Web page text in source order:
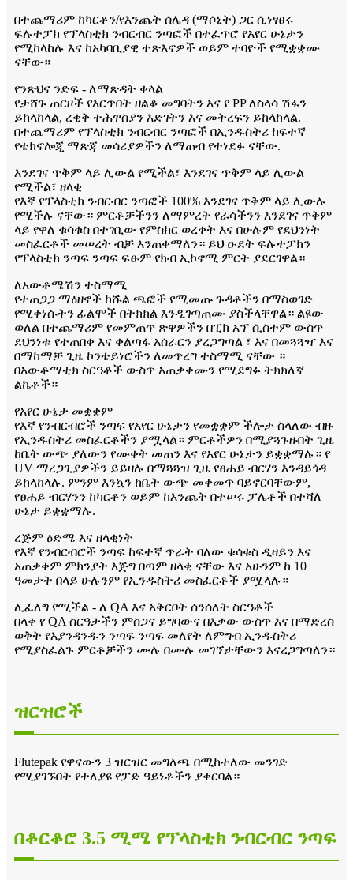
በተጨማሪም ከካርቶን/የእንጨት ሰሌዳ (ማሶኒት) ጋር ሲነፃፀሩ
ፍሉተፓክ የፕላስቲክ ንብርብር ንጣፎች በተፈጥሮ የአየር ሁኔታን
የሚከላከሉ እና ከአካባቢያዊ ተጽእኖዎች ወይም ተባዮች የሚቋቋሙ
ናቸው።
የንጽህና ንድፍ - ለማጽዳት ቀላል
የታሸጉ ጠርዞች የእርጥበት ዘልቆ መግባትን እና የ PP ለስላሳ ሽፋን
ይከላከላል, ረቂቅ ተሕዋስያን እድገትን እና መትረፍን ይከላከላል.
በተጨማሪም የፕላስቲክ ንብርብር ንጣፎች በኢንዱስትሪ ከፍተኛ
የቴክኖሎጂ ማጽጃ መሳሪያዎችን ለማጠብ የተነደፉ ናቸው.
እንደገና ጥቅም ላይ ሊውል የሚችል፣ እንደገና ጥቅም ላይ ሊውል
የሚችል፣ ዘላቂ
የእኛ የፕላስቲክ ንብርብር ንጣፎች 100% እንደገና ጥቅም ላይ ሊውሉ
የሚችሉ ናቸው። ምርቶቻችንን ለማምረት የራሳችንን እንደገና ጥቅም
ላይ የዋለ ቁሳቁስ በተገቢው የምስክር ወረቀት እና በሁሉም የደህንነት
መስፈርቶች መሠረት ብቻ እንጠቀማለን። ይህ ዑደት ፍሉተፓክን
የፕላስቲክ ንጣፍ ንጣፍ ፍፁም የክብ ኢኮኖሚ ምርት ያደርገዋል።
ለአውቶሜሽን ተስማሚ
የተጠጋጋ ማዕዘኖች ከሹል ጫፎች የሚመጡ ጉዳቶችን በማስወገድ
የሚቀነሱትን ፊልሞች በትክክል እንዲገጣጠሙ ያስችላቸዋል። ልዩው
ወለል በተጨማሪም የመምጠጥ ጽዋዎችን በፒክ አፕ ሲስተም ውስጥ
ደህንነቱ የተጠበቀ እና ቀልጣፋ አሰራርን ያረጋግጣል ፣ እና በመጓጓዣ እና
በማከማቻ ጊዜ ኮንቴይነሮችን ለመጥረግ ተስማሚ ናቸው ።
በአውቶማቲክ ስርዓቶች ውስጥ አጠቃቀሙን የሚደግፉ ትክክለኛ
ልኬቶች።
የአየር ሁኔታ መቋቋም
የእኛ የንብርብሮች ንጣፍ የአየር ሁኔታን የመቋቋም ችሎታ ስላለው ብዙ
የኢንዱስትሪ መስፈርቶችን ያሟላል። ምርቶችዎን በሚያጓጉዙበት ጊዜ
ከቤት ውጭ ያለውን የሙቀት መጠን እና የአየር ሁኔታን ይቋቋማሉ። የ
UV ማረጋጊያዎችን ይይዛሉ በማጓጓዝ ጊዜ የፀሐይ ብርሃን እንዳይጎዳ
ይከላከላሉ. ምንም እንኳን ከቤት ውጭ መቀመጥ ባይኖርባቸውም,
የፀሐይ ብርሃንን ከካርቶን ወይም ከእንጨት በተሠሩ ፓሌቶች በተሻለ
ሁኔታ ይቋቋማሉ.
ረጅም ዕድሜ እና ዘላቂነት
የእኛ የንብርብሮች ንጣፍ ከፍተኛ ጥራት ባለው ቁሳቁስ ዲዛይን እና
አጠቃቀም ምክንያት እጅግ በጣም ዘላቂ ናቸው እና አሁንም ከ 10
ዓመታት በላይ ሁሉንም የኢንዱስትሪ መስፈርቶች ያሟላሉ።
ሊፈለግ የሚችል - ለ QA እና አቅርቦት ሰንሰለት ስርዓቶች
በላቀ የ QA ስርዓታችን ምስጋና ይግባውና በእቃው ውስጥ እና በማድረስ
ወቅት የእያንዳንዱን ንጣፍ ንጣፍ መለየት ለምግብ ኢንዱስትሪ
የሚያስፈልጉ ምርቶቻችን ሙሉ በሙሉ መገኘታቸውን እናረጋግጣለን።
ዝርዝሮች
Flutepak የዋናውን 3 ዝርዝር መግለጫ በሚከተለው መንገድ
የሚያገኙበት የተለያዩ የፓድ ዓይነቶችን ያቀርባል።
በቆርቆሮ 3.5 ሚሜ የፕላስቲክ ንብርብር ንጣፍ